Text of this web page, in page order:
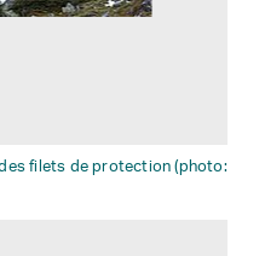
filets de protection (photo: